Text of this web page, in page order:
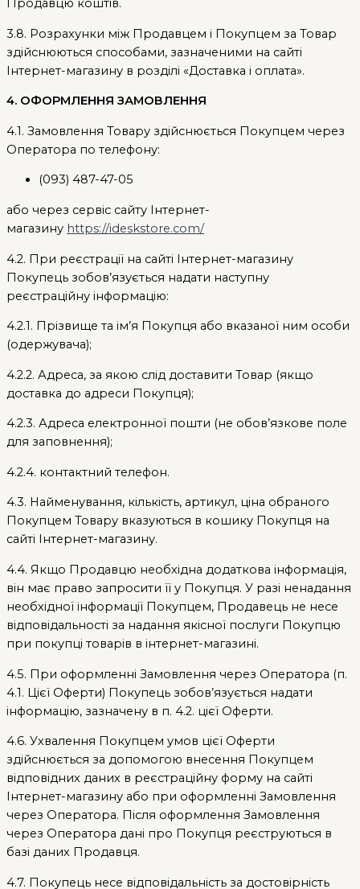
Продавцю коштів.
3.8. Розрахунки між Продавцем і Покупцем за Товар
здійснюються способами, зазначеними на сайті
Інтернет-магазину в розділі «Доставка і оплата».
4. ОФОРМЛЕННЯ ЗАМОВЛЕННЯ
4.1. Замовлення Товару здійснюється Покупцем через
Оператора по телефону:
(093) 487-47-05
або через сервіс сайту Інтернет-
магазину https://ideskstore.com/
4.2. При реєстрації на сайті Інтернет-магазину
Покупець зобов’язується надати наступну
реєстраційну інформацію:
4.2.1. Прізвище та ім’я Покупця або вказаної ним особи
(одержувача);
4.2.2. Адреса, за якою слід доставити Товар (якщо
доставка до адреси Покупця);
4.2.3. Адреса електронної пошти (не обов’язкове поле
для заповнення);
4.2.4. контактний телефон.
4.3. Найменування, кількість, артикул, ціна обраного
Покупцем Товару вказуються в кошику Покупця на
сайті Інтернет-магазину.
4.4. Якщо Продавцю необхідна додаткова інформація,
він має право запросити її у Покупця. У разі ненадання
необхідної інформації Покупцем, Продавець не несе
відповідальності за надання якісної послуги Покупцю
при покупці товарів в інтернет-магазині.
4.5. При оформленні Замовлення через Оператора (п.
4.1. Цієї Оферти) Покупець зобов’язується надати
інформацію, зазначену в п. 4.2. цієї Оферти.
4.6. Ухвалення Покупцем умов цієї Оферти
здійснюється за допомогою внесення Покупцем
відповідних даних в реєстраційну форму на сайті
Інтернет-магазину або при оформленні Замовлення
через Оператора. Після оформлення Замовлення
через Оператора дані про Покупця реєструються в
базі даних Продавця.
4.7. Покупець несе відповідальність за достовірність